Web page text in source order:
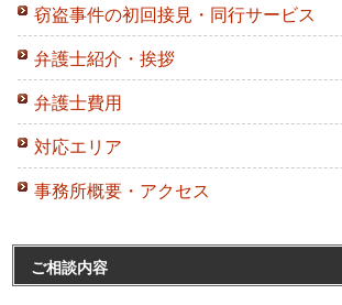
窃盗事件の初回接見・同行サービス
弁護士紹介・挨拶
弁護士費用
対応エリア
事務所概要・アクセス
ご相談内容